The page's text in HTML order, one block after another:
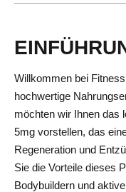
Willkommen bei
hochwertige
möchten wir Ihnen das
5mg vorstellen, das
Regeneration und
Sie die Vorteile dieses
Bodybuildern und